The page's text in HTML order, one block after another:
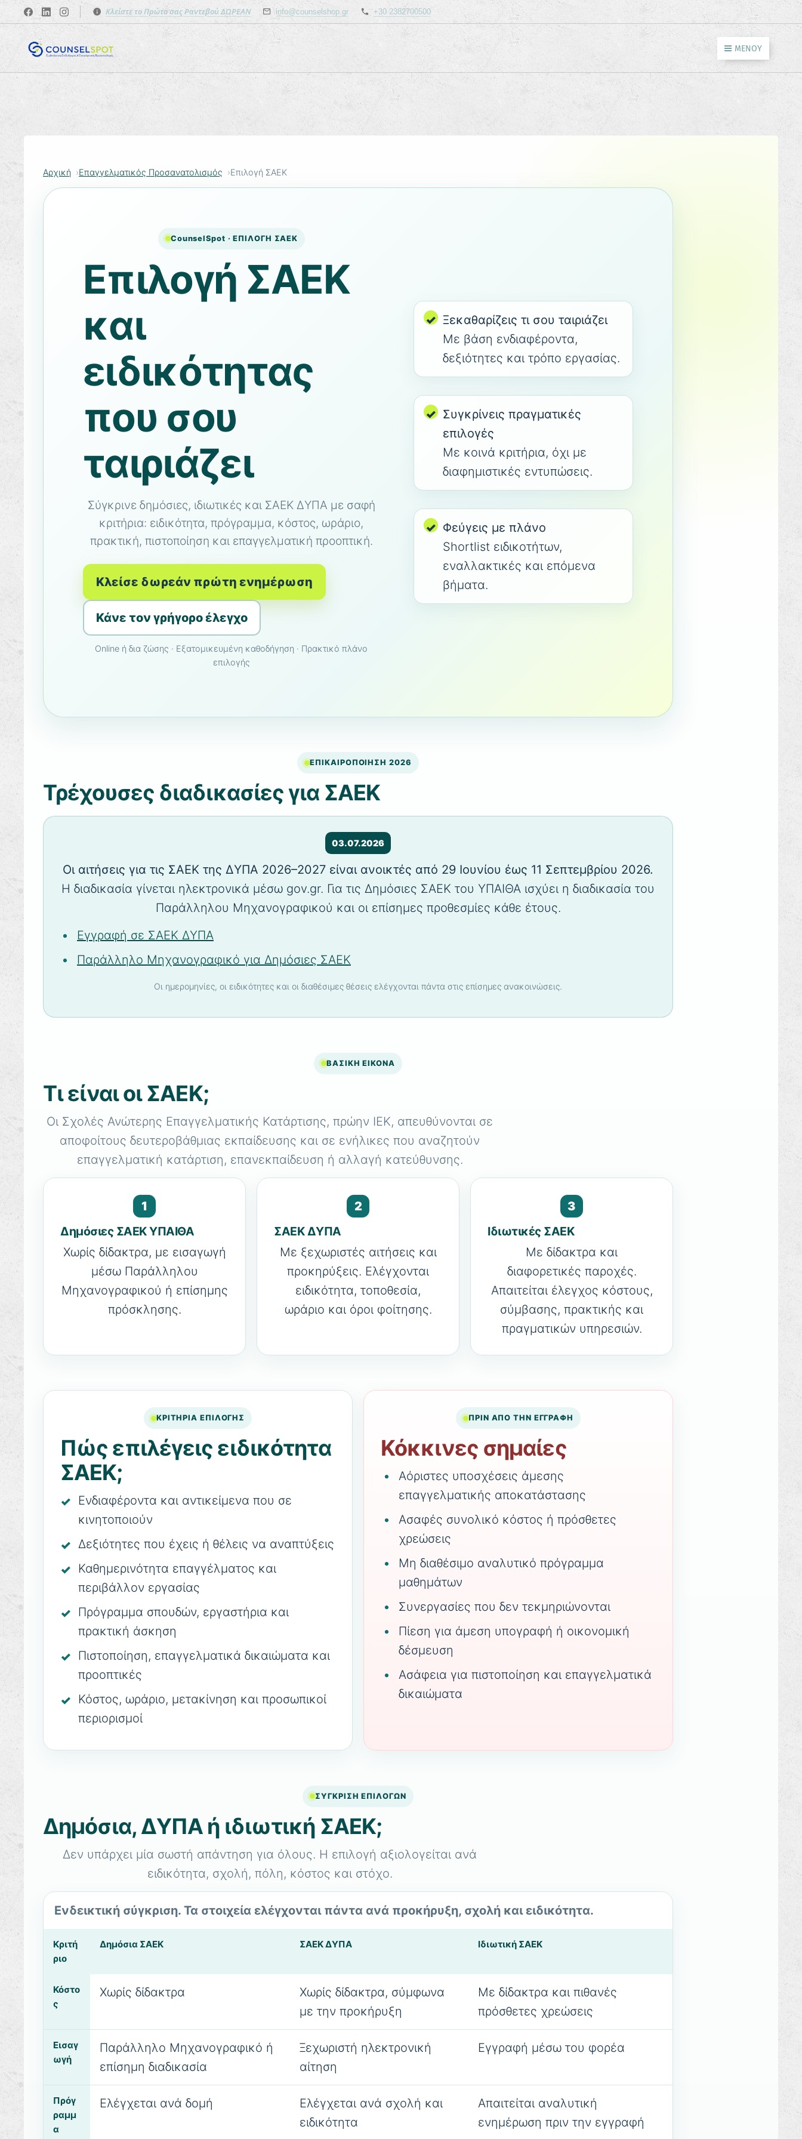
Κλείστε το Πρώτο σας Ραντεβού ΔΩΡΕΑΝ info@counselshop.gr +30 2382700500
ΜΕΝΟΎ
Αρχική Επαγγελματικός Προσανατολισμός Επιλογή ΣΑΕΚ
CounselSpot · ΕΠΙΛΟΓΗ ΣΑΕΚ
Επιλογή ΣΑΕΚ
και
ειδικότητας
που σου
ταιριάζει
Σύγκρινε δημόσιες, ιδιωτικές και ΣΑΕΚ ΔΥΠΑ με σαφή
κριτήρια: ειδικότητα, πρόγραμμα, κόστος, ωράριο,
πρακτική, πιστοποίηση και επαγγελματική προοπτική.
Κλείσε δωρεάν πρώτη ενημέρωση
Κάνε τον γρήγορο έλεγχο
Online ή δια ζώσης · Εξατομικευμένη καθοδήγηση · Πρακτικό πλάνο
επιλογής
Ξεκαθαρίζεις τι σου ταιριάζει
Με βάση ενδιαφέροντα,
δεξιότητες και τρόπο εργασίας.
Συγκρίνεις πραγματικές
επιλογές
Με κοινά κριτήρια, όχι με
διαφημιστικές εντυπώσεις.
Φεύγεις με πλάνο
Shortlist ειδικοτήτων,
εναλλακτικές και επόμενα
βήματα.
ΕΠΙΚΑΙΡΟΠΟΙΗΣΗ 2026
Τρέχουσες διαδικασίες για ΣΑΕΚ
03.07.2026
Οι αιτήσεις για τις ΣΑΕΚ της ΔΥΠΑ 2026–2027 είναι ανοικτές από 29 Ιουνίου έως 11 Σεπτεμβρίου 2026.
Η διαδικασία γίνεται ηλεκτρονικά μέσω gov.gr. Για τις Δημόσιες ΣΑΕΚ του ΥΠΑΙΘΑ ισχύει η διαδικασία του
Παράλληλου Μηχανογραφικού και οι επίσημες προθεσμίες κάθε έτους.
Εγγραφή σε ΣΑΕΚ ΔΥΠΑ
Παράλληλο Μηχανογραφικό για Δημόσιες ΣΑΕΚ
Οι ημερομηνίες, οι ειδικότητες και οι διαθέσιμες θέσεις ελέγχονται πάντα στις επίσημες ανακοινώσεις.
ΒΑΣΙΚΗ ΕΙΚΟΝΑ
Τι είναι οι ΣΑΕΚ;
Οι Σχολές Ανώτερης Επαγγελματικής Κατάρτισης, πρώην ΙΕΚ, απευθύνονται σε
αποφοίτους δευτεροβάθμιας εκπαίδευσης και σε ενήλικες που αναζητούν
επαγγελματική κατάρτιση, επανεκπαίδευση ή αλλαγή κατεύθυνσης.
1
Δημόσιες ΣΑΕΚ ΥΠΑΙΘΑ
Χωρίς δίδακτρα, με εισαγωγή
μέσω Παράλληλου
Μηχανογραφικού ή επίσημης
πρόσκλησης.
2
ΣΑΕΚ ΔΥΠΑ
Με ξεχωριστές αιτήσεις και
προκηρύξεις. Ελέγχονται
ειδικότητα, τοποθεσία,
ωράριο και όροι φοίτησης.
3
Ιδιωτικές ΣΑΕΚ
Με δίδακτρα και
διαφορετικές παροχές.
Απαιτείται έλεγχος κόστους,
σύμβασης, πρακτικής και
πραγματικών υπηρεσιών.
ΚΡΙΤΗΡΙΑ ΕΠΙΛΟΓΗΣ
Πώς επιλέγεις ειδικότητα
ΣΑΕΚ;
Ενδιαφέροντα και αντικείμενα που σε
κινητοποιούν
Δεξιότητες που έχεις ή θέλεις να αναπτύξεις
Καθημερινότητα επαγγέλματος και
περιβάλλον εργασίας
Πρόγραμμα σπουδών, εργαστήρια και
πρακτική άσκηση
Πιστοποίηση, επαγγελματικά δικαιώματα και
προοπτικές
Κόστος, ωράριο, μετακίνηση και προσωπικοί
περιορισμοί
ΠΡΙΝ ΑΠΟ ΤΗΝ ΕΓΓΡΑΦΗ
Κόκκινες σημαίες
Αόριστες υποσχέσεις άμεσης
επαγγελματικής αποκατάστασης
Ασαφές συνολικό κόστος ή πρόσθετες
χρεώσεις
Μη διαθέσιμο αναλυτικό πρόγραμμα
μαθημάτων
Συνεργασίες που δεν τεκμηριώνονται
Πίεση για άμεση υπογραφή ή οικονομική
δέσμευση
Ασάφεια για πιστοποίηση και επαγγελματικά
δικαιώματα
ΣΥΓΚΡΙΣΗ ΕΠΙΛΟΓΩΝ
Δημόσια, ΔΥΠΑ ή ιδιωτική ΣΑΕΚ;
Δεν υπάρχει μία σωστή απάντηση για όλους. Η επιλογή αξιολογείται ανά
ειδικότητα, σχολή, πόλη, κόστος και στόχο.
Ενδεικτική σύγκριση. Τα στοιχεία ελέγχονται πάντα ανά προκήρυξη, σχολή και ειδικότητα.
Κριτή
ριο
Δημόσια ΣΑΕΚ ΣΑΕΚ ΔΥΠΑ Ιδιωτική ΣΑΕΚ
Κόστο
ς
Χωρίς δίδακτρα
Χωρίς δίδακτρα, σύμφωνα
με την προκήρυξη
Με δίδακτρα και πιθανές
πρόσθετες χρεώσεις
Εισαγ
ωγή
Παράλληλο Μηχανογραφικό ή
επίσημη διαδικασία
Ξεχωριστή ηλεκτρονική
αίτηση
Εγγραφή μέσω του φορέα
Πρόγ
ραμμ
α
Ελέγχεται ανά δομή
Ελέγχεται ανά σχολή και
ειδικότητα
Απαιτείται αναλυτική
ενημέρωση πριν την εγγραφή